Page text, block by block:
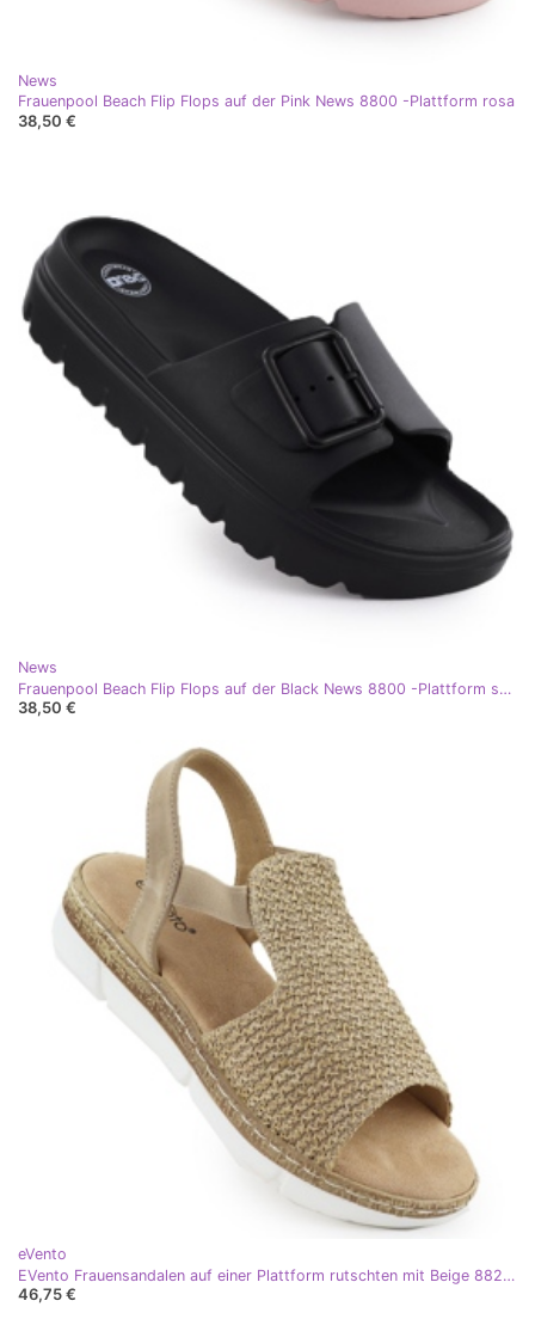
News
Frauenpool Beach Flip Flops auf der Pink News 8800 -Plattform rosa
38,50 €
News
Frauenpool Beach Flip Flops auf der Black News 8800 -Plattform schwarz
38,50 €
eVento
EVento Frauensandalen auf einer Plattform rutschten mit Beige 8828 Beige
46,75 €